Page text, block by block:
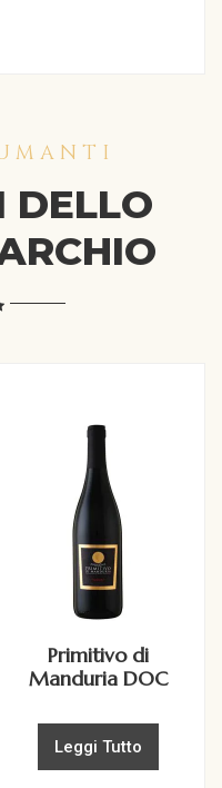
DELLO
Primitivo di
Manduria DOC
Leggi Tutto